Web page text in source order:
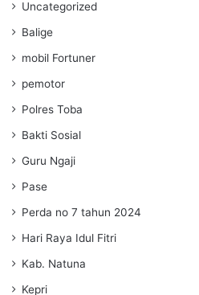
Uncategorized
Balige
mobil Fortuner
pemotor
Polres Toba
Bakti Sosial
Guru Ngaji
Pase
Perda no 7 tahun 2024
Hari Raya Idul Fitri
Kab. Natuna
Kepri